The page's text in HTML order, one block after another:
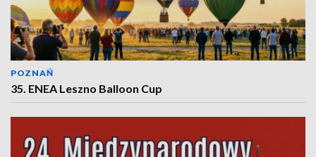
POZNAŃ
35. ENEA Leszno Balloon Cup